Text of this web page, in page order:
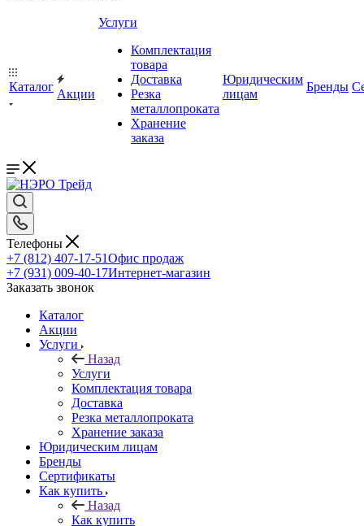
Каталог
Акции
Услуги
Комплектация
товара
Доставка
Резка
металлопроката
Хранение
заказа
Юридическим
лицам
Бренды
Телефоны
+7 (812) 407-17-51Офис продаж
+7 (931) 009-40-17Интернет-магазин
Заказать звонок
Каталог
Акции
Услуги
Назад
Услуги
Комплектация товара
Доставка
Резка металлопроката
Хранение заказа
Юридическим лицам
Бренды
Сертификаты
Как купить
Назад
Как купить